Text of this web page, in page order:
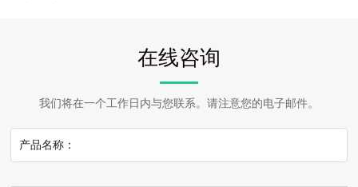
在线咨询
我们将在一个工作日内与您联系。请注意您的电子邮件。
产品名称：